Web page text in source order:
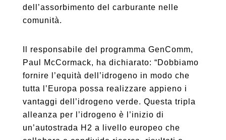
dell’assorbimento del carburante nelle
comunità.
Il responsabile del programma GenComm,
Paul McCormack, ha dichiarato: “Dobbiamo
fornire l’equità dell’idrogeno in modo che
tutta l’Europa possa realizzare appieno i
vantaggi dell’idrogeno verde. Questa tripla
alleanza per l’idrogeno è l’inizio di
un’autostrada H2 a livello europeo che